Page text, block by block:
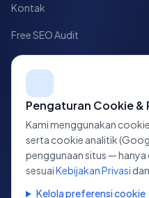
Kontak
Free SEO Audit
Case Study
HUBUNGI KAMI
Jl. HOS Cokroaminoto
Tegalrejo, Yogyakarta,
+62 813-7700-3223
Pengaturan Cookie &
Kami menggunakan
serta cookie analitik
penggunaan situs — hanya
sesuaiKebijakan Privasi
Kelola preferensi cookie